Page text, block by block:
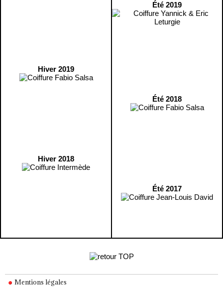
Hiver 2019
Hiver 2018
Été 2019
Été 2018
Été 2017
Mentions légales